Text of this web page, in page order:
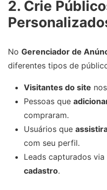
2. Crie
No Gerenciador de
diferentes tipos de
Visitantes do site
Pessoas que
compraram.
Usuários que
com seu perfil.
Leads capturados via
cadastro.